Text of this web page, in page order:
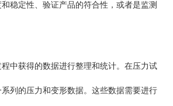
稳定性、验证产品的符合性，或者是监测
中获得的数据进行整理和统计。在压力试
列的压力和变形数据。这些数据需要进行